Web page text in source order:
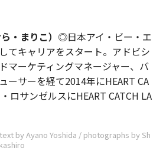
・まりこ） ◎日本アイ・ビー・エ
てキャリアをスタート。アドビシ
マーケティングマネージャー、バ
ーサーを経て2014年にHEART CA
ロサンゼルスにHEART CATCH LA
by Ayano Yoshida / photographs by Sh